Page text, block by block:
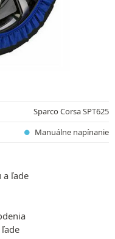
Sparco Corsa SPT625
Manuálne napínanie
a ľade